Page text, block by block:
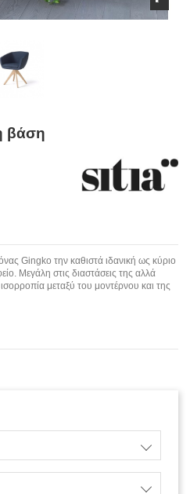
βάση
Gingko την καθιστά ιδανική ως κύριο
Μεγάλη στις διαστάσεις της αλλά
μεταξύ του μοντέρνου και της